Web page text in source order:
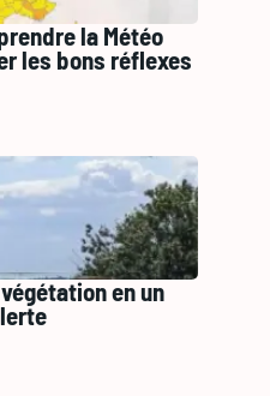
la Météo
les bons réflexes
en un